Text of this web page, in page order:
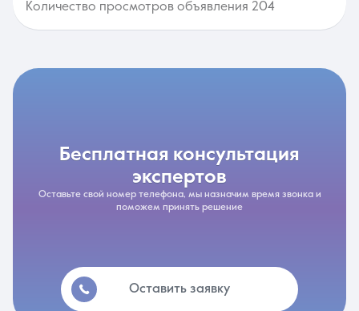
Количество просмотров объявления 204
бесплатная консультация
экспертов
Оставьте свой номер телефона, мы назначим время звонка и
поможем принять решение
Оставить заявку